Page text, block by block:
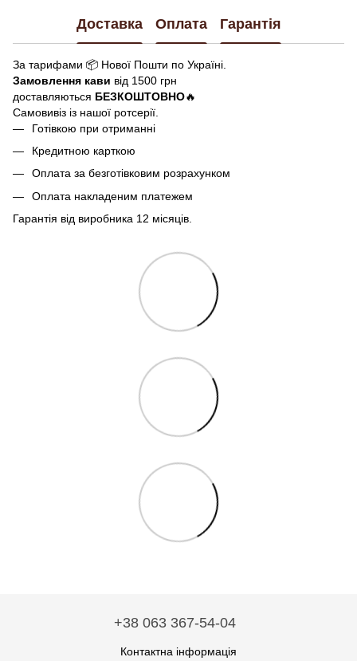
Доставка Оплата Гарантія
За тарифами 📦 Нової Пошти по Україні.
Замовлення кави від 1500 грн
доставляються БЕЗКОШТОВНО🔥
Самовивіз із нашої ротсерії.
Готівкою при отриманні
Кредитною карткою
Оплата за безготівковим розрахунком
Оплата накладеним платежем
Гарантія від виробника 12 місяців.
+38 063 367-54-04
Контактна інформація